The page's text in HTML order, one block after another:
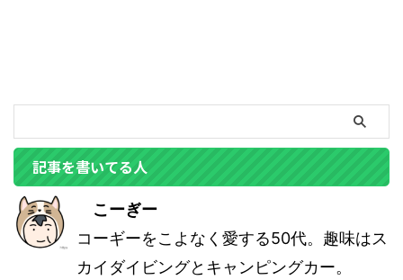
記事を書いてる人
こーぎー
コーギーをこよなく愛する50代。趣味はス
カイダイビングとキャンピングカー。